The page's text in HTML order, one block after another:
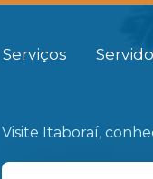
Serviços
Visite Itaboraí,